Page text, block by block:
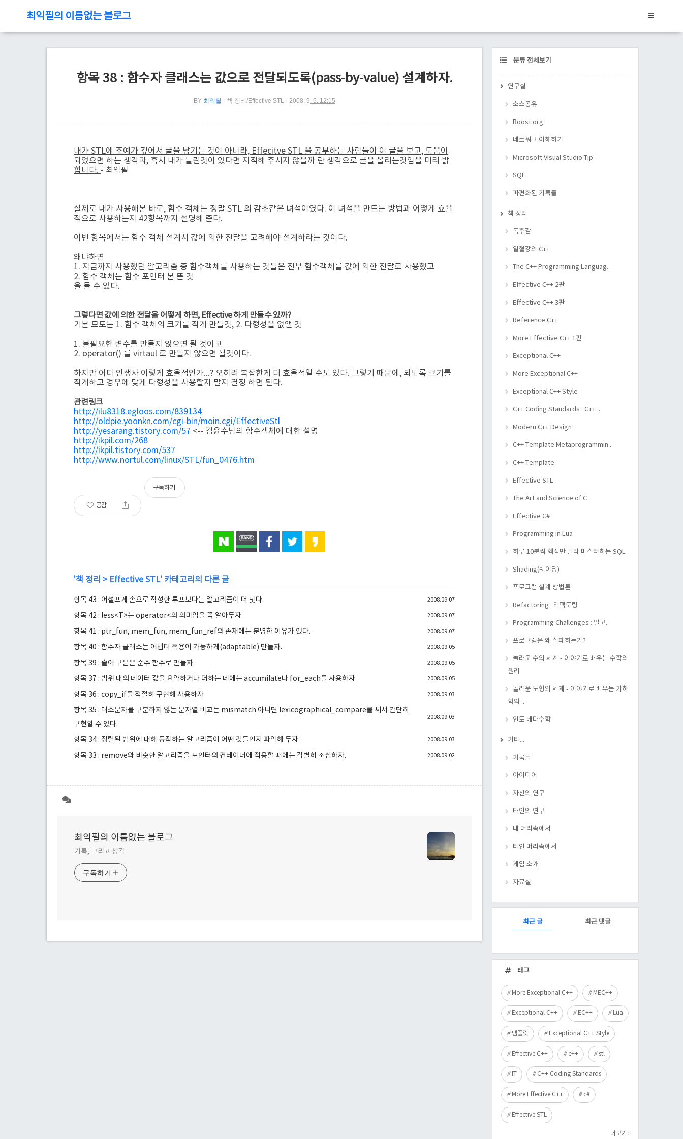
최익필의 이름없는 블로그
항목 38 : 함수자 클래스는 값으로 전달되도록(pass-by-value) 설계하자.
BY 최익필 책 정리/Effective STL 2008. 9. 5. 12:15
내가 STL에 조예가 깊어서 글을 남기는 것이 아니라, Effecitve STL 을 공부하는 사람들이 이 글을 보고, 도움이
되었으면 하는 생각과, 혹시 내가 틀린것이 있다면 지적해 주시지 않을까 란 생각으로 글을 올리는것임을 미리 밝
힙니다. - 최익필
실제로 내가 사용해본 바로, 함수 객체는 정말 STL 의 감초같은 녀석이였다. 이 녀석을 만드는 방법과 어떻게 효율
적으로 사용하는지 42항목까지 설명해 준다.
이번 항목에서는 함수 객체 설계시 값에 의한 전달을 고려해야 설계하라는 것이다.
왜냐하면
1. 지금까지 사용했던 알고리즘 중 함수객체를 사용하는 것들은 전부 함수객체를 값에 의한 전달로 사용했고
2. 함수 객체는 함수 포인터 본 뜬 것
을 들 수 있다.
그렇다면 값에 의한 전달을 어떻게 하면, Effective 하게 만들수 있까?
기본 모토는 1. 함수 객체의 크기를 작게 만들것, 2. 다형성을 없앨 것
1. 불필요한 변수를 만들지 않으면 될 것이고
2. operator() 를 virtaul 로 만들지 않으면 될것이다.
하지만 어디 인생사 이렇게 효율적인가...? 오히려 복잡한게 더 효율적일 수도 있다. 그렇기 때문에, 되도록 크기를
작게하고 경우에 맞게 다형성을 사용할지 말지 결정 하면 된다.
관련링크
http://ilu8318.egloos.com/839134
http://oldpie.yoonkn.com/cgi-bin/moin.cgi/EffectiveStl
http://yesarang.tistory.com/57 <-- 김윤수님의 함수객체에 대한 설명
http://ikpil.com/268
http://ikpil.tistory.com/537
http://www.nortul.com/linux/STL/fun_0476.htm
공감
구독하기
'책 정리 > Effective STL' 카테고리의 다른 글
항목 43 : 어설프게 손으로 작성한 루프보다는 알고리즘이 더 낫다. 2008.09.07
항목 42 : less<T>는 operator<의 의미임을 꼭 알아두자. 2008.09.07
항목 41 : ptr_fun, mem_fun, mem_fun_ref의 존재에는 분명한 이유가 있다. 2008.09.07
항목 40 : 함수자 클래스는 어댑터 적용이 가능하게(adaptable) 만들자. 2008.09.05
항목 39 : 술어 구문은 순수 함수로 만들자. 2008.09.05
항목 37 : 범위 내의 데이터 값을 요약하거나 더하는 데에는 accumilate나 for_each를 사용하자 2008.09.05
항목 36 : copy_if를 적절히 구현해 사용하자 2008.09.03
항목 35 : 대소문자를 구분하지 않는 문자열 비교는 mismatch 아니면 lexicographical_compare를 써서 간단히
구현할 수 있다.
2008.09.03
항목 34 : 정렬된 범위에 대해 동작하는 알고리즘이 어떤 것들인지 파악해 두자 2008.09.03
항목 33 : remove와 비슷한 알고리즘을 포인터의 컨테이너에 적용할 때에는 각별히 조심하자. 2008.09.02
최익필의 이름없는 블로그
기록, 그리고 생각
구독하기
CATEGORY
분류 전체보기
연구실
소스공유
Boost.org
네트워크 이해하기
Microsoft Visual Studio Tip
SQL
파편화된 기록들
책 정리
독후감
열혈강의 C++
The C++ Programming Languag..
Effective C++ 2판
Effective C++ 3판
Reference C++
More Effective C++ 1판
Exceptional C++
More Exceptional C++
Exceptional C++ Style
C++ Coding Standards : C++ ..
Modern C++ Design
C++ Template Metaprogrammin..
C++ Template
Effective STL
The Art and Science of C
Effective C#
Programming in Lua
하루 10분씩 핵심만 골라 마스터하는 SQL
Shading(쉐이딩)
프로그램 설계 방법론
Refactoring : 리팩토링
Programming Challenges : 알고..
프로그램은 왜 실패하는가?
놀라운 수의 세계 - 이야기로 배우는 수학의
원리
놀라운 도형의 세계 - 이야기로 배우는 기하
학의 ..
인도 베다수학
기타...
기록들
아이디어
자신의 연구
타인의 연구
내 머리속에서
타인 머리속에서
게임 소개
자료실
RECENTLY최근 글 최근 댓글
근
글
태그
More Exceptional C++ MEC++
Exceptional C++ EC++ Lua
템플릿 Exceptional C++ Style
Effective C++ c++ stl
IT C++ Coding Standards
More Effective C++ c#
Effective STL
더보기+